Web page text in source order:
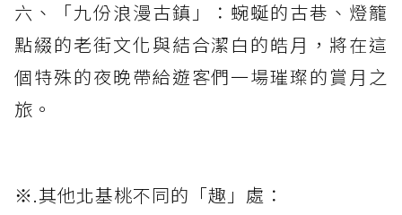
六、「九份浪漫古鎮」：蜿蜒的古巷、燈籠
點綴的老街文化與結合潔白的皓月，將在這
個特殊的夜晚帶給遊客們一場璀璨的賞月之
旅。
※.其他北基桃不同的「趣」處：